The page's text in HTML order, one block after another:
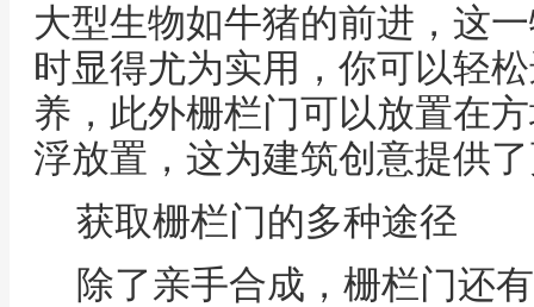
大型生物如牛猪的前进，这
时显得尤为实用，你可以轻
养，此外栅栏门可以放置在
浮放置，这为建筑创意提供
获取栅栏门的多种途径
除了亲手合成，栅栏门还